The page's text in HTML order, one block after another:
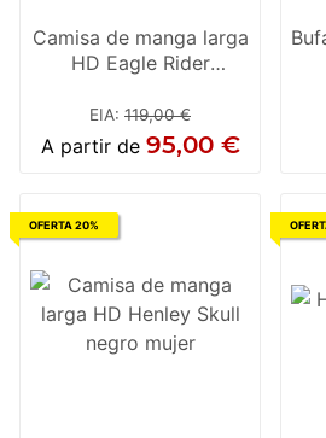
Camisa de manga larga
HD Eagle Rider
EIA: 119,00 €
A partir de 95,00 €
OFERTA 20%